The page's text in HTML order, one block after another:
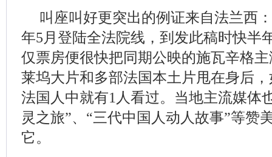
叫座叫好更突出的例证来自法兰西
年5月登陆全法院线，到发此稿时快半
仅票房便很快把同期公映的施瓦辛格
莱坞大片和多部法国本土片甩在身后
法国人中就有1人看过。当地主流媒体
灵之旅”、“三代中国人动人故事”等赞
它。